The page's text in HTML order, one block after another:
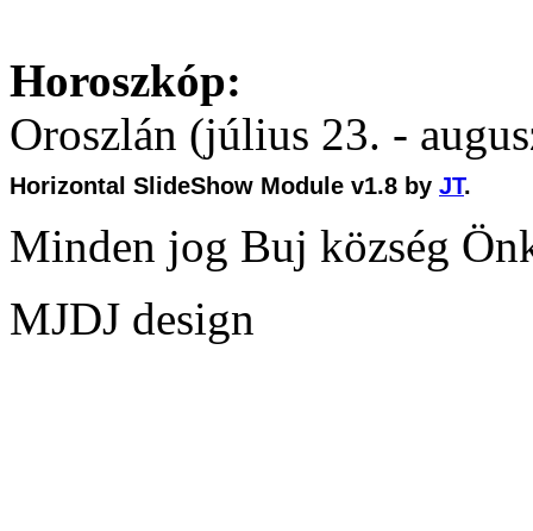
Horoszkóp:
Oroszlán (július 23. -
Horizontal SlideShow Module v1.8 by JT.
Minden jog Buj község
MJDJ design